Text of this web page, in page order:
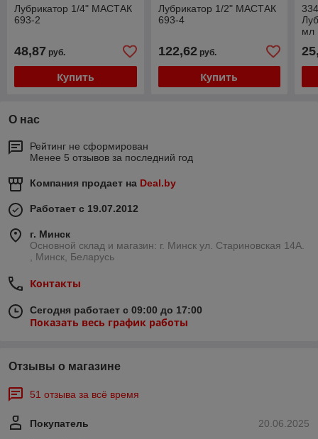
Лубрикатор 1/4" МАСТАК
693-2
48,87 руб.
Купить
Лубрикатор 1/2" МАСТАК
693-4
122,62руб.
Купить
мл
О нас
Рейтинг не сформирован
Менее 5 отзывов за последний год
Компания продает на Deal.by
Работает с 19.07.2012
г. Минск
Основной склад и магазин: г. Минск ул. Стариновская 14А.
, Минск, Беларусь
Контакты
Сегодня работает с 09:00 до 17:00
Показать весь график работы
Отзывы о магазине
51 отзыва за всё время
20.06.2025
Покупатель